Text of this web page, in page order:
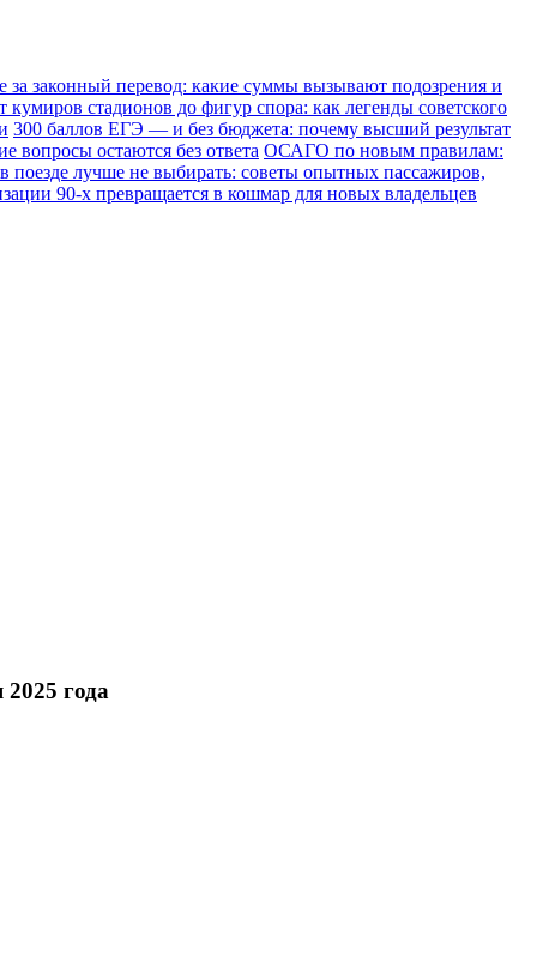
за законный перевод: какие суммы вызывают подозрения и
кумиров стадионов до фигур спора: как легенды советского
300 баллов ЕГЭ — и без бюджета: почему высший результат
вопросы остаются без ответа ОСАГО по новым правилам:
поезде лучше не выбирать: советы опытных пассажиров,
90-х превращается в кошмар для новых владельцев
года